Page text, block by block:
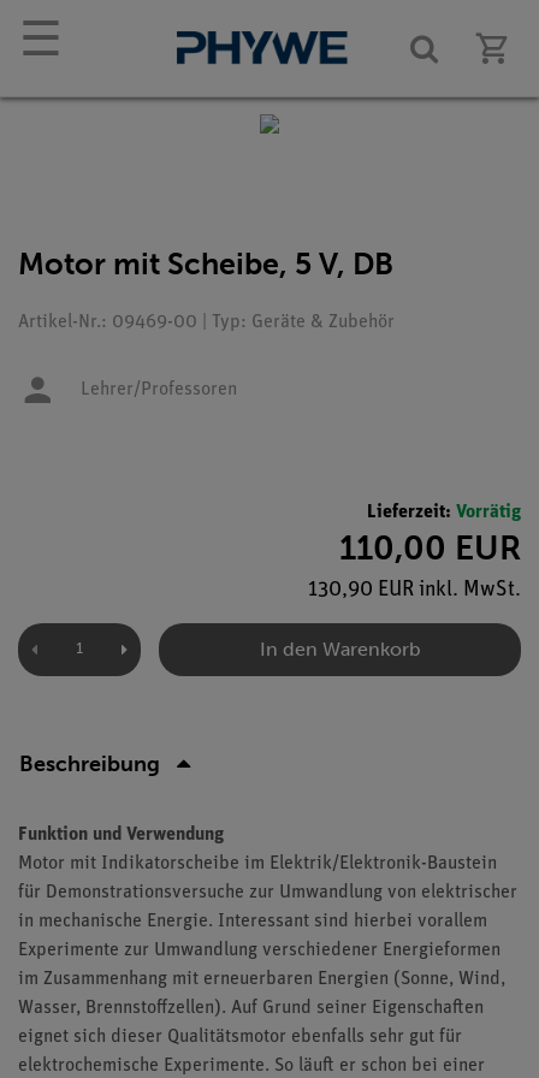
☰
Motor mit Scheibe, 5 V, DB
Artikel-Nr.: 09469-00 | Typ: Geräte & Zubehör
Lehrer/Professoren
Lieferzeit: Vorrätig
110,00 EUR
130,90 EUR inkl. MwSt.
In den Warenkorb
Beschreibung
Funktion und Verwendung
Motor mit Indikatorscheibe im Elektrik/Elektronik-Baustein
für Demonstrationsversuche zur Umwandlung von elektrischer
in mechanische Energie. Interessant sind hierbei vorallem
Experimente zur Umwandlung verschiedener Energieformen
im Zusammenhang mit erneuerbaren Energien (Sonne, Wind,
Wasser, Brennstoffzellen). Auf Grund seiner Eigenschaften
eignet sich dieser Qualitätsmotor ebenfalls sehr gut für
elektrochemische Experimente. So läuft er schon bei einer